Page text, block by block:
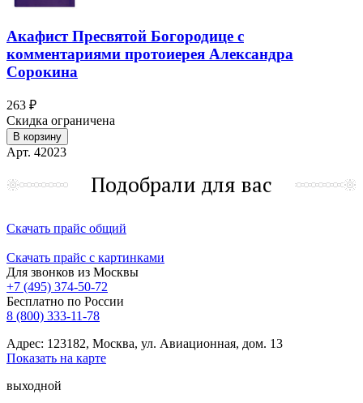
Акафист Пресвятой Богородице с
комментариями протоиерея Александра
Сорокина
263 ₽
Скидка ограничена
В корзину
Арт. 42023
Подобрали для вас
Скачать прайс общий
Скачать прайс с картинками
Для звонков из Москвы
+7 (495) 374-50-72
Бесплатно по России
8 (800) 333-11-78
Адрес: 123182, Москва, ул. Авиационная, дом. 13
Показать на карте
выходной